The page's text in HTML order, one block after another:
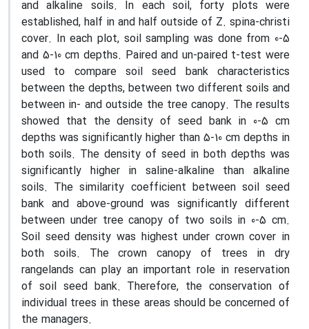
and alkaline soils. In each soil, forty plots were
established, half in and half outside of Z. spina-christi
cover. In each plot, soil sampling was done from 0-5
and 5-10 cm depths. Paired and un-paired t-test were
used to compare soil seed bank characteristics
between the depths, between two different soils and
between in- and outside the tree canopy. The results
showed that the density of seed bank in 0-5 cm
depths was significantly higher than 5-10 cm depths in
both soils. The density of seed in both depths was
significantly higher in saline-alkaline than alkaline
soils. The similarity coefficient between soil seed
bank and above-ground was significantly different
between under tree canopy of two soils in 0-5 cm.
Soil seed density was highest under crown cover in
both soils. The crown canopy of trees in dry
rangelands can play an important role in reservation
of soil seed bank. Therefore, the conservation of
individual trees in these areas should be concerned of
the managers.